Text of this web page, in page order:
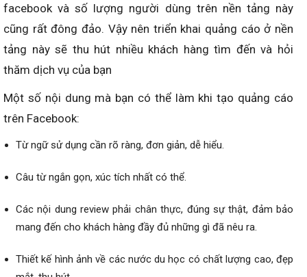
facebook và số lượng người dùng trên nền tảng này
cũng rất đông đảo. Vậy nên triển khai quảng cáo ở nền
tảng này sẽ thu hút nhiều khách hàng tìm đến và hỏi
thăm dịch vụ của bạn
Một số nội dung mà bạn có thể làm khi tạo quảng cáo
trên Facebook:
Từ ngữ sử dụng cần rõ ràng, đơn giản, dễ hiểu.
Câu từ ngắn gọn, xúc tích nhất có thể.
Các nội dung review phải chân thực, đúng sự thật, đảm bảo
mang đến cho khách hàng đầy đủ những gì đã nêu ra.
Thiết kế hình ảnh về các nước du học có chất lượng cao, đẹp